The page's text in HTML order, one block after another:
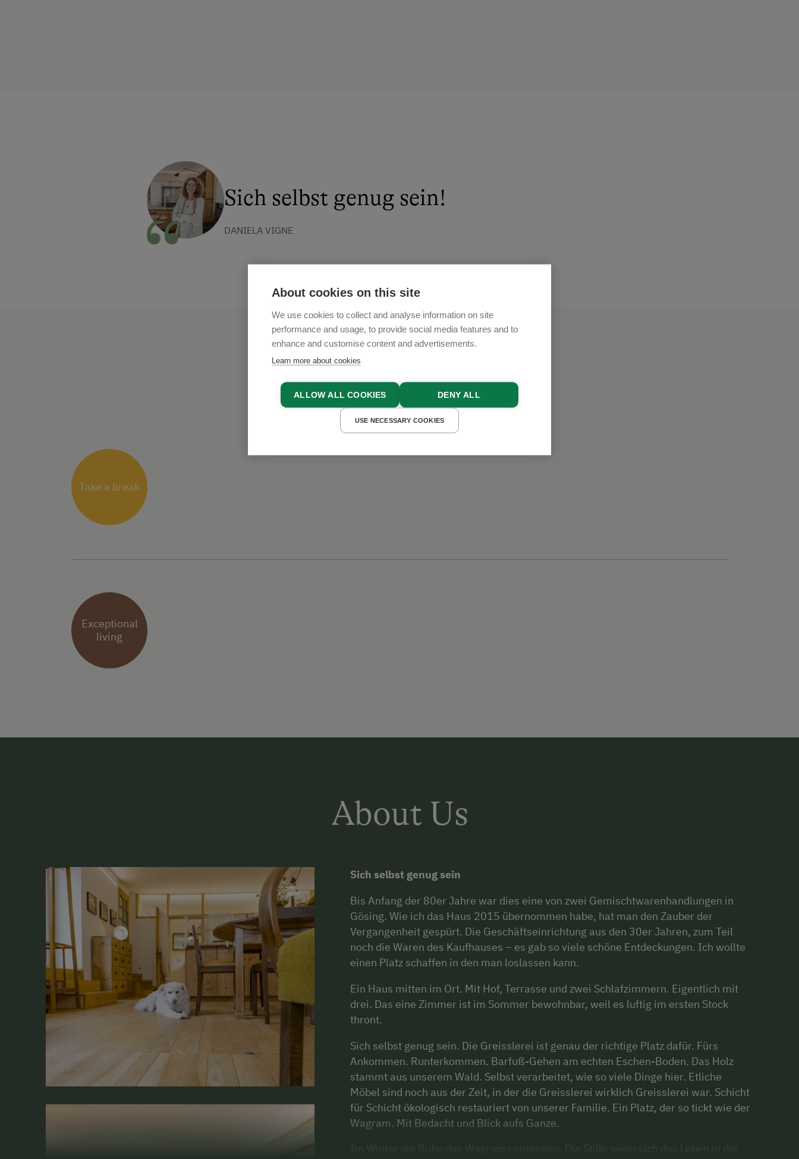
Sich selbst genug sein!
DANIELA VIGNE
Experiences
Take a break
Exceptional
living
About Us
Sich selbst genug sein
Bis Anfang der 80er Jahre war dies eine von zwei Gemischtwarenhandlungen in
Gösing. Wie ich das Haus 2015 übernommen habe, hat man den Zauber der
Vergangenheit gespürt. Die Geschäftseinrichtung aus den 30er Jahren, zum Teil
noch die Waren des Kaufhauses – es gab so viele schöne Entdeckungen. Ich wollte
einen Platz schaffen in den man loslassen kann.
Ein Haus mitten im Ort. Mit Hof, Terrasse und zwei Schlafzimmern. Eigentlich mit
drei. Das eine Zimmer ist im Sommer bewohnbar, weil es luftig im ersten Stock
thront.
Sich selbst genug sein. Die Greisslerei ist genau der richtige Platz dafür. Fürs
Ankommen. Runterkommen. Barfuß-Gehen am echten Eschen-Boden. Das Holz
stammt aus unserem Wald. Selbst verarbeitet, wie so viele Dinge hier. Etliche
Möbel sind noch aus der Zeit, in der die Greisslerei wirklich Greisslerei war. Schicht
für Schicht ökologisch restauriert von unserer Familie. Ein Platz, der so tickt wie der
Wagram. Mit Bedacht und Blick aufs Ganze.
Im Winter die Ruhe des Wagrams einatmen. Die Stille wenn sich das Leben in die
About cookies on this site
We use cookies to collect and analyse information on site
performance and usage, to provide social media features and to
enhance and customise content and advertisements.
Learn more about cookies
ALLOW ALL COOKIES DENY ALL
USE NECESSARY COOKIES